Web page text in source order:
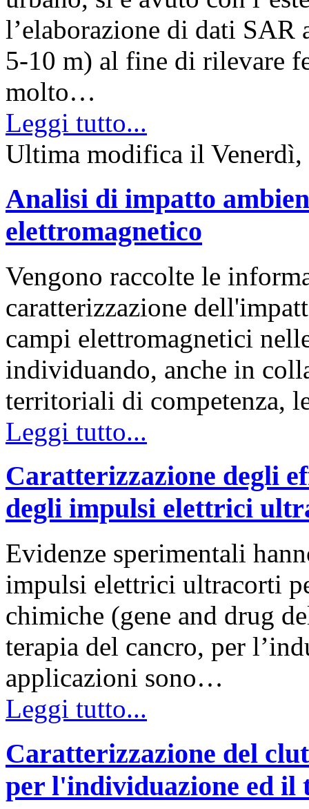
l’elaborazione di dati SAR
5-10 m) al fine di rilevare
molto…
Leggi tutto...
Ultima modifica il
Analisi di impatto
elettromagnetico
Vengono raccolte le
caratterizzazione
campi elettromagnetici
individuando, anche in
territoriali di competenza,
Leggi tutto...
Caratterizzazione degli
degli impulsi elettrici
Evidenze sperimentali
impulsi elettrici ultracorti
chimiche (gene and drug
terapia del cancro, per
applicazioni sono…
Leggi tutto...
Caratterizzazione del
per l'individuazione ed il